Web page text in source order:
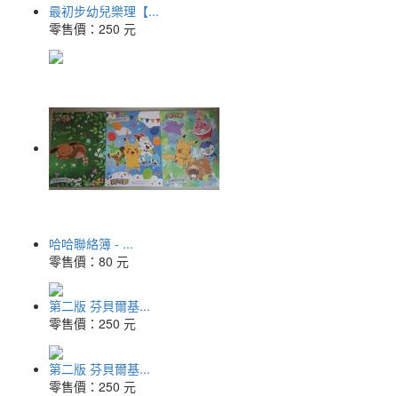
最初步幼兒樂理【...
零售價： 250 元
哈哈聯絡簿 - ...
零售價： 80 元
第二版 芬貝爾基...
零售價： 250 元
第二版 芬貝爾基...
零售價： 250 元